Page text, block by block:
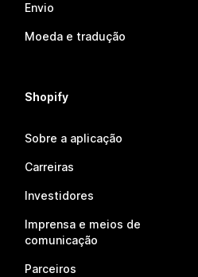
Envio
Moeda e tradução
Shopify
Sobre a aplicação
Carreiras
Investidores
Imprensa e meios de
comunicação
Parceiros